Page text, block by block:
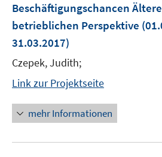
Beschäftigungschancen
betrieblichen Perspektive
31.03.2017)
Czepek, Judith;
Link zur Projektseite
mehr Informationen